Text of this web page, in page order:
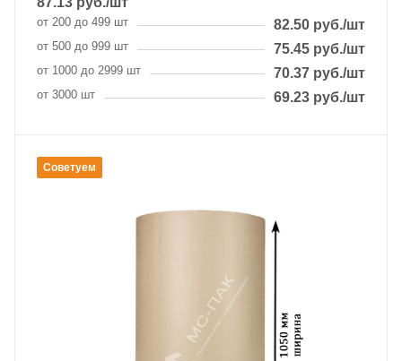
от 200 до 499 шт 82.50 руб./шт
от 500 до 999 шт 75.45 руб./шт
от 1000 до 2999 шт 70.37 руб./шт
от 3000 шт 69.23 руб./шт
Советуем